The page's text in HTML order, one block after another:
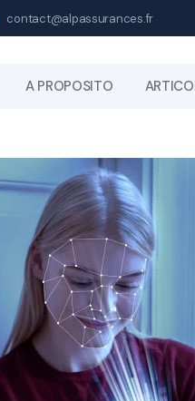
contact@alpassurances.fr
A PROPOSITO